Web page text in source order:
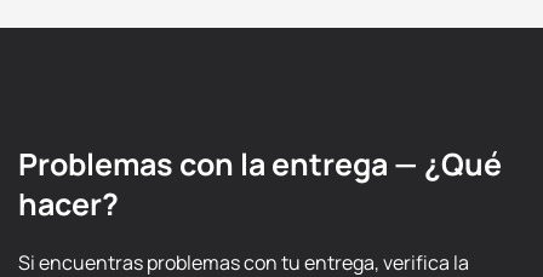
Problemas con la entrega — ¿Qué
hacer?
Si encuentras problemas con tu entrega, verifica la